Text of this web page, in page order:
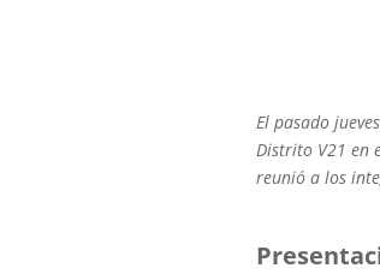
El pasado
Distrito V21 en
reunió a los